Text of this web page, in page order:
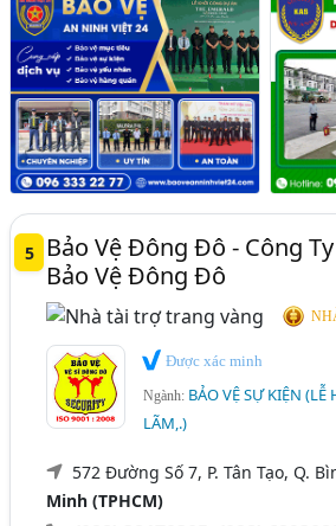
5
Bảo Vệ Đông Đô - Công
Bảo Vệ Đông Đô
Được xác minh
Ngành: BẢO VỆ SỰ KIỆN (LỄ
LÃM,.)
572 Đường Số 7, P. Tân Tạo, Q.
Minh (TPHCM)